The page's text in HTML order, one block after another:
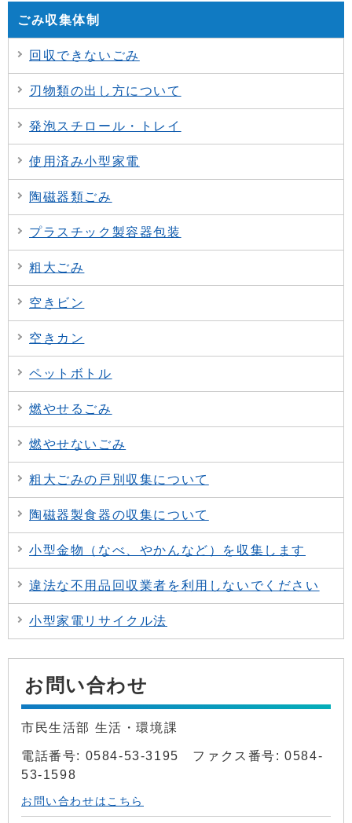
ごみ収集体制
回収できないごみ
刃物類の出し方について
発泡スチロール・トレイ
使用済み小型家電
陶磁器類ごみ
プラスチック製容器包装
粗大ごみ
空きビン
空きカン
ペットボトル
燃やせるごみ
燃やせないごみ
粗大ごみの戸別収集について
陶磁器製食器の収集について
小型金物（なべ、やかんなど）を収集します
違法な不用品回収業者を利用しないでください
小型家電リサイクル法
お問い合わせ
市民生活部 生活・環境課
電話番号: 0584-53-3195 ファクス番号: 0584-
53-1598
お問い合わせはこちら